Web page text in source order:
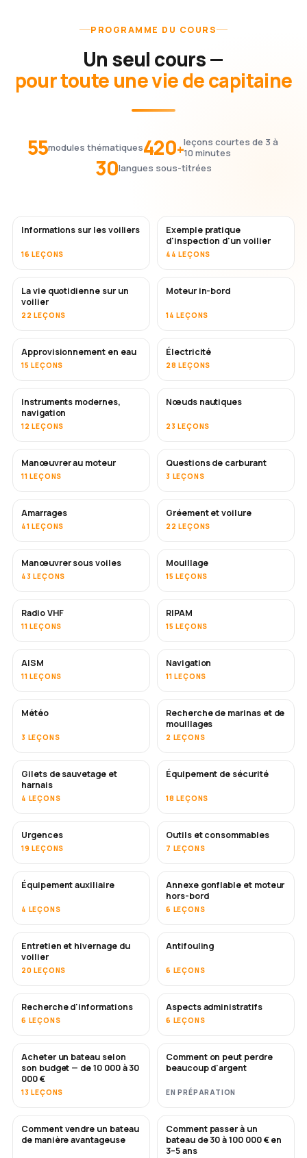
PROGRAMME DU COURS
Un seul cours —
pour toute une vie de capitaine
55modules thématiques420+leçons courtes de 3 à
10 minutes
30langues sous-titrées
Informations sur les voiliers
16 LEÇONS
Exemple pratique
d'inspection d'un voilier
44 LEÇONS
La vie quotidienne sur un
voilier
22 LEÇONS
Moteur in-bord
14 LEÇONS
Approvisionnement en eau
15 LEÇONS
Électricité
28 LEÇONS
Instruments modernes,
navigation
12 LEÇONS
Nœuds nautiques
23 LEÇONS
Manœuvrer au moteur
11 LEÇONS
Questions de carburant
3 LEÇONS
Amarrages
41 LEÇONS
Gréement et voilure
22 LEÇONS
Manœuvrer sous voiles
43 LEÇONS
Mouillage
15 LEÇONS
Radio VHF
11 LEÇONS
RIPAM
15 LEÇONS
AISM
11 LEÇONS
Navigation
11 LEÇONS
Météo
3 LEÇONS
Recherche de marinas et de
mouillages
2 LEÇONS
Gilets de sauvetage et
harnais
4 LEÇONS
Équipement de sécurité
18 LEÇONS
Urgences
19 LEÇONS
Outils et consommables
7 LEÇONS
Équipement auxiliaire
4 LEÇONS
Annexe gonflable et moteur
hors-bord
6 LEÇONS
Entretien et hivernage du
voilier
20 LEÇONS
BIENTÔT
Antifouling
6 LEÇONS
Recherche d'informations
6 LEÇONS
Aspects administratifs
6 LEÇONS
BIENTÔT
Acheter un bateau selon
son budget — de 10 000 à 30
000 €
13 LEÇONS
BIENTÔT
Comment on peut perdre
beaucoup d'argent
EN PRÉPARATION
NOUVEAU
Comment vendre un bateau
de manière avantageuse
NOUVEAU
Comment passer à un
bateau de 30 à 100 000 € en
3–5 ans